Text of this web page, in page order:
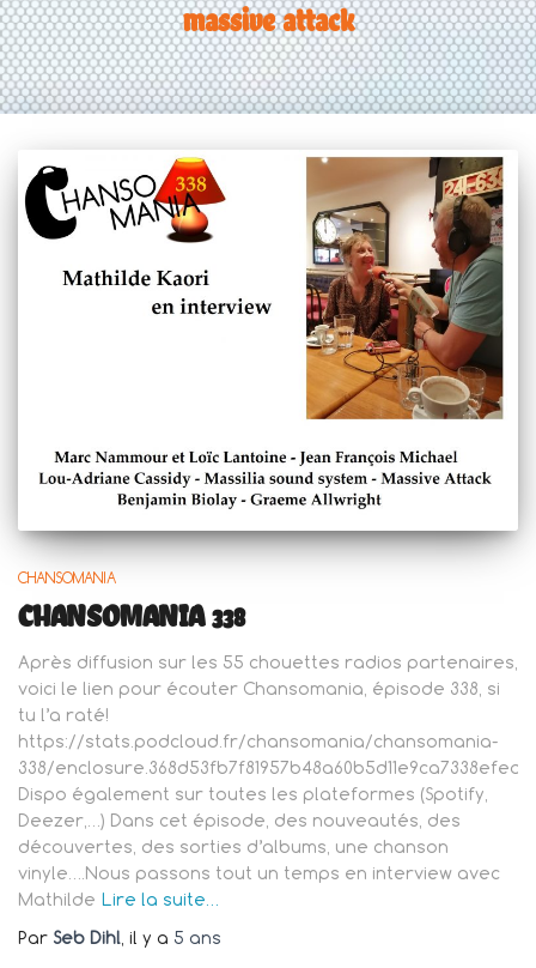
massive attack
CHANSOMANIA
CHANSOMANIA 338
Après diffusion sur les 55 chouettes radios partenaires,
voici le lien pour écouter Chansomania, épisode 338, si
tu l’a raté!
https://stats.podcloud.fr/chansomania/chansomania-
338/
Dispo également sur toutes les plateformes (Spotify,
Deezer,…) Dans cet épisode, des nouveautés, des
découvertes, des sorties d’albums, une chanson
vinyle….Nous passons tout un temps en interview avec
Mathilde Lire la suite…
Par Seb Dihl, il y a 5 ans